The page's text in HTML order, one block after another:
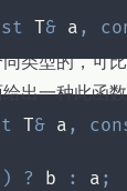
T& a ,
类型的，可
出一种此函
T& a ,
) ? b : a ;